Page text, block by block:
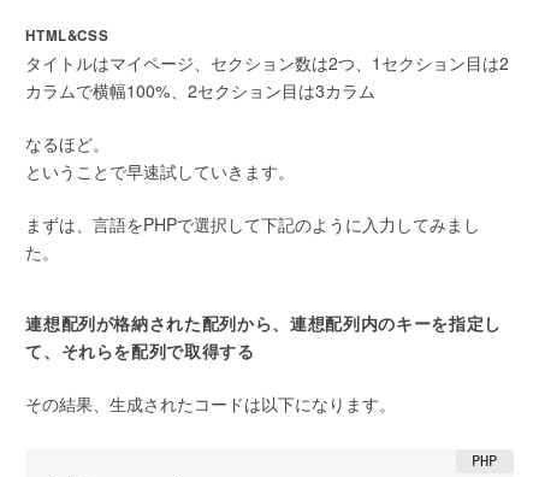
HTML&CSS
タイトルはマイページ、セクション数は2つ、1セクション目は2
カラムで横幅100%、2セクション目は3カラム
なるほど。
ということで早速試していきます。
まずは、言語をPHPで選択して下記のように入力してみまし
た。
連想配列が格納された配列から、連想配列内のキーを指定し
て、それらを配列で取得する
その結果、生成されたコードは以下になります。